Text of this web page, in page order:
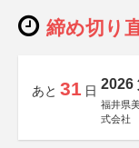
締め切り
あと 31 日 2026
福井県
式会社